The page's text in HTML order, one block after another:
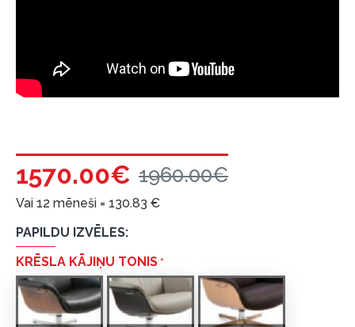
1570.00€ 1960.00€
Vai 12 mēneši = 130.83 €
PAPILDU IZVĒLES:
KRĒSLA KĀJIŅU TONIS